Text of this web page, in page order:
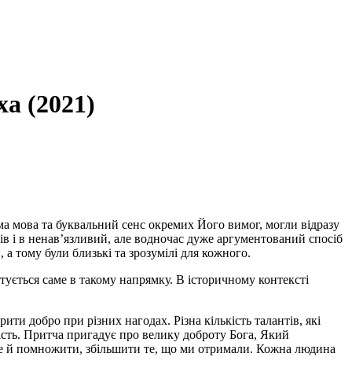
(2021)
мова та буквальний сенс окремих Його вимог, могли відразу
і в ненав’язливий, але водночас дуже аргументований спосіб
тому були близькі та зрозумілі для кожного.
саме в такому напрямку. В історичному контексті
добро при різних нагодах. Різна кількість талантів, які
Притча пригадує про велику доброту Бога, Який
й помножити, збільшити те, що ми отримали. Кожна людина